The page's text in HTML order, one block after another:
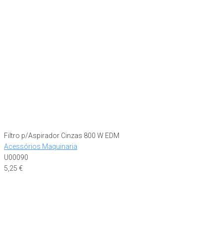
Filtro p/Aspirador Cinzas 800 W EDM
Acessórios Maquinaria
U00090
5,25 €